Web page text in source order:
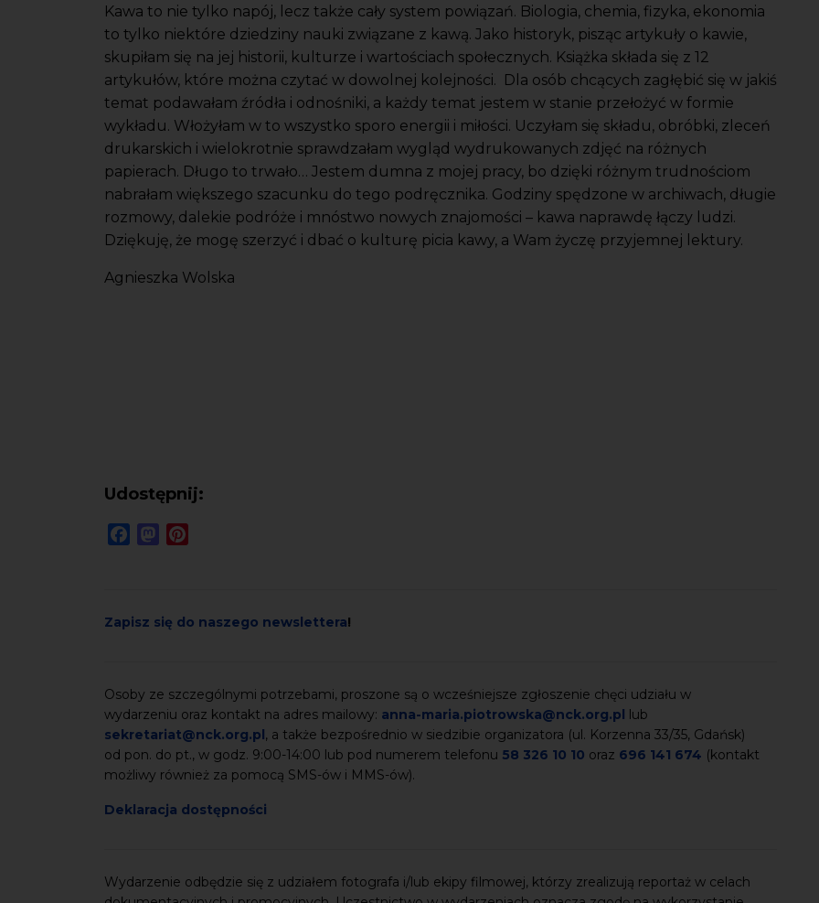
Kawa to nie tylko napój, lecz także cały system powiązań. Biologia, chemia, fizyka, ekonomia
to tylko niektóre dziedziny nauki związane z kawą. Jako historyk, pisząc artykuły o kawie,
skupiłam się na jej historii, kulturze i wartościach społecznych. Książka składa się z 12
artykułów, które można czytać w dowolnej kolejności. Dla osób chcących zagłębić się w jakiś
temat podawałam źródła i odnośniki, a każdy temat jestem w stanie przełożyć w formie
wykładu. Włożyłam w to wszystko sporo energii i miłości. Uczyłam się składu, obróbki, zleceń
drukarskich i wielokrotnie sprawdzałam wygląd wydrukowanych zdjęć na różnych
papierach. Długo to trwało… Jestem dumna z mojej pracy, bo dzięki różnym trudnościom
nabrałam większego szacunku do tego podręcznika. Godziny spędzone w archiwach, długie
rozmowy, dalekie podróże i mnóstwo nowych znajomości – kawa naprawdę łączy ludzi.
Dziękuję, że mogę szerzyć i dbać o kulturę picia kawy, a Wam życzę przyjemnej lektury.
Agnieszka Wolska
Udostępnij:
FacebookMastodon
Zapisz się do naszego newslettera!
Osoby ze szczególnymi potrzebami, proszone są o wcześniejsze zgłoszenie chęci udziału w
wydarzeniu oraz kontakt na adres mailowy: anna-maria.piotrowska@nck.org.pl lub
sekretariat@nck.org.pl, a także bezpośrednio w siedzibie organizatora (ul. Korzenna 33/35, Gdańsk)
od pon. do pt., w godz. 9:00-14:00 lub pod numerem telefonu 58 326 10 10 oraz 696 141 674 (kontakt
możliwy również za pomocą SMS-ów i MMS-ów).
Deklaracja dostępności
Wydarzenie odbędzie się z udziałem fotografa i/lub ekipy filmowej, którzy zrealizują reportaż w celach